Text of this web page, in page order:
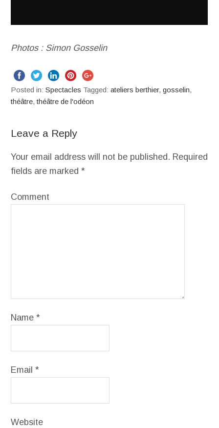
Photos : Simon Gosselin
Posted in:Spectacles Tagged:ateliers berthier,gosselin,
théâtre,théâtre de l'odéon
Leave a Reply
Your email address will not be published. Required
fields are marked*
Comment
Name*
Email*
Website